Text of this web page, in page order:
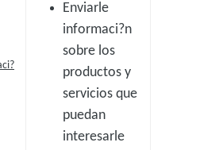
Enviarle
informaci?n
sobre los
productos y
servicios que
puedan
interesarle